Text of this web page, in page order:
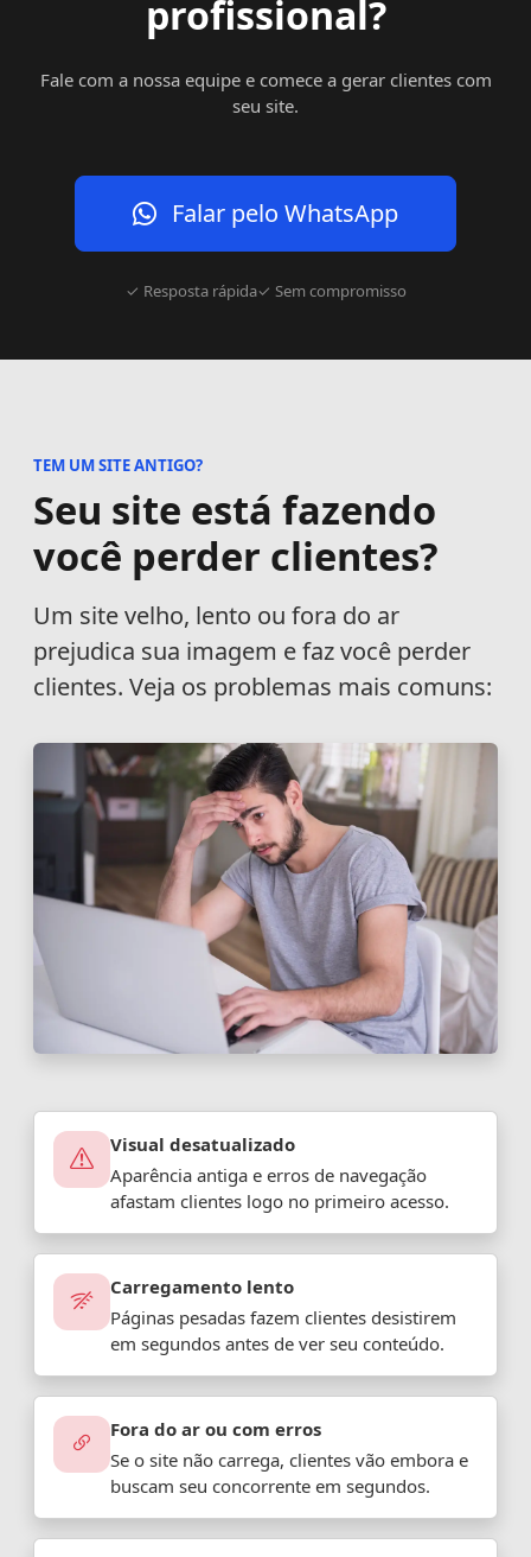
profissional?
Fale com a nossa equipe e comece a gerar clientes com
seu site.
Falar pelo WhatsApp
✓ Resposta rápida✓ Sem compromisso
TEM UM SITE ANTIGO?
Seu site está fazendo
você perder clientes?
Um site velho, lento ou fora do ar
prejudica sua imagem e faz você perder
clientes. Veja os problemas mais comuns:
Visual desatualizado
Aparência antiga e erros de navegação
afastam clientes logo no primeiro acesso.
Carregamento lento
Páginas pesadas fazem clientes desistirem
em segundos antes de ver seu conteúdo.
Fora do ar ou com erros
Se o site não carrega, clientes vão embora e
buscam seu concorrente em segundos.